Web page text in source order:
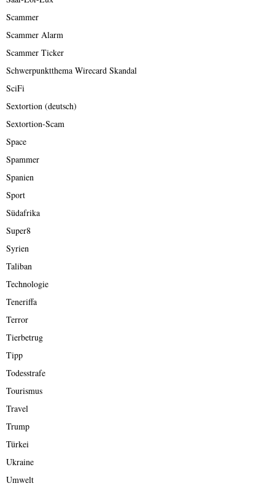
Scammer
Scammer Alarm
Scammer Ticker
Schwerpunktthema Wirecard Skandal
SciFi
Sextortion (deutsch)
Sextortion-Scam
Space
Spammer
Spanien
Sport
Südafrika
Super8
Syrien
Taliban
Technologie
Teneriffa
Terror
Tierbetrug
Tipp
Todesstrafe
Tourismus
Travel
Trump
Türkei
Ukraine
Umwelt